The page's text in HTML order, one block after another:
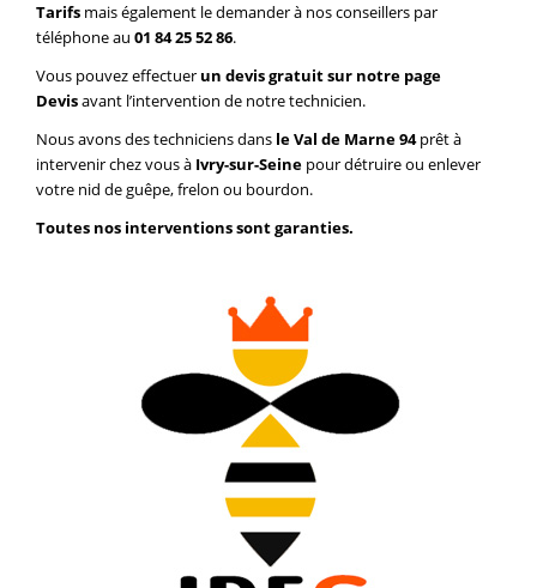
Tarifs mais également le demander à nos conseillers par
téléphone au 01 84 25 52 86.
Vous pouvez effectuer un devis gratuit sur notre page
Devisavant l’intervention de notre technicien.
Nous avons des techniciens dans le Val de Marne 94prêt à
intervenir chez vous à Ivry-sur-Seine pour détruire ou enlever
votre nid de guêpe, frelon ou bourdon.
Toutes nos interventions sont garanties.